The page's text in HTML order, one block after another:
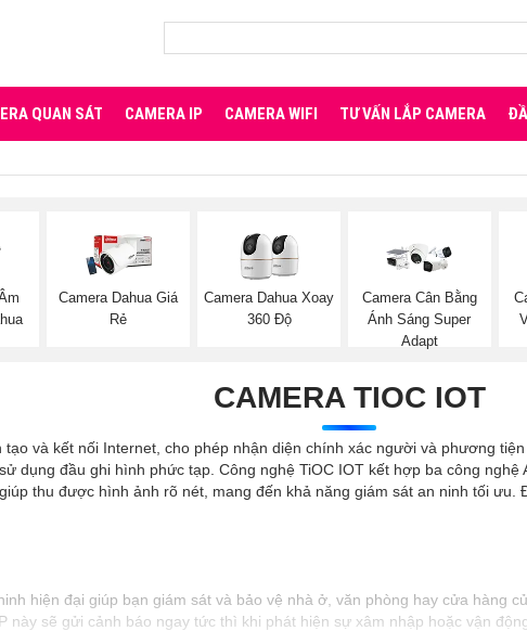
QUAN SÁT CAMERA IP CAMERA WIFI TƯ VẤN LẮP CAMERA
Camera Dahua Giá
Rẻ
Camera Dahua Xoay
360 Độ
Camera Cân Bằng
Ánh Sáng Super
Adapt
CAMERA TIOC IOT
và kết nối Internet, cho phép nhận diện chính xác người và phương
dụng đầu ghi hình phức tạp. Công nghệ TiOC IOT kết hợp ba công
thu được hình ảnh rõ nét, mang đến khả năng giám sát an ninh tối ưu.
hiện đại giúp bạn giám sát và bảo vệ nhà ở, văn phòng hay cửa hàng
này sẽ gửi cảnh báo ngay tức thì khi phát hiện sự xâm nhập hoặc vận